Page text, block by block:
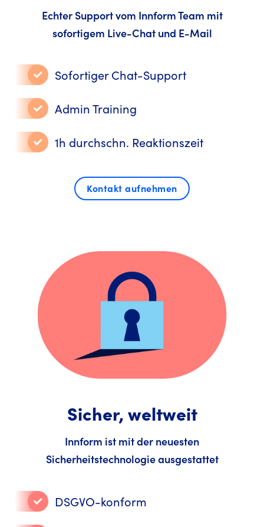
Echter Support vom Innform Team mit
sofortigem Live-Chat und E-Mail
Sofortiger Chat-Support
Admin Training
1h durchschn. Reaktionszeit
Kontakt aufnehmen
Sicher, weltweit
Innform ist mit der neuesten
Sicherheitstechnologie ausgestattet
DSGVO-konform